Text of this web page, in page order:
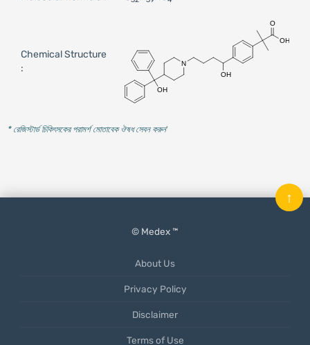
Chemical Structure
:
* রেজিস্টার্ড চিকিৎসকের পরামর্শ মোতাবেক ঔষধ সেবন করুন'
© Medex ™
About Us
Privacy Policy
Disclaimer
Terms of Use
↑